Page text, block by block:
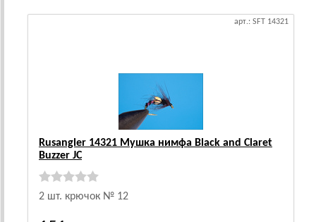
арт.: SFT 14321
Rusangler 14321 Мушка нимфа Black and Claret
Buzzer JC
2 шт. крючок № 12